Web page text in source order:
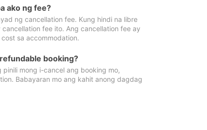
ako ng fee?
ng cancellation fee. Kung hindi na libre
fee ito. Ang cancellation fee ay
sa accommodation.
booking?
mong i-cancel ang booking mo,
Babayaran mo ang kahit anong dagdag